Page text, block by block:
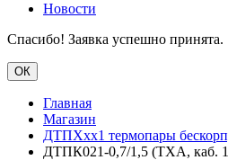
Новости
Спасибо! Заявка успешно принята.
ОК
Главная
Магазин
ДТПХхх1 термопары
ДТПК021-0,7/1,5 (ТХА, каб.